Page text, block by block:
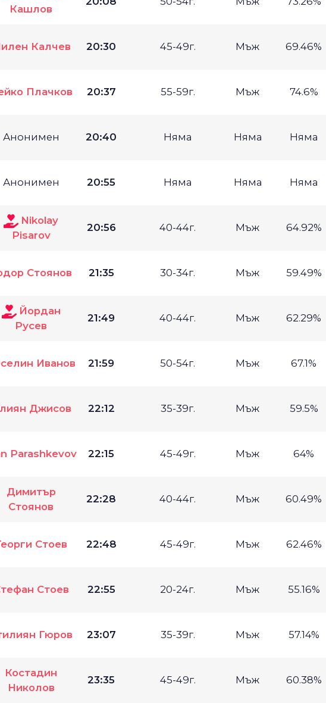
Кашлов
Калчев 20:30 45-49г. Мъж 69.46%
Плачков 20:37 55-59г. Мъж 74.6%
Анонимен 20:40 Няма Няма Няма
Анонимен 20:55 Няма Няма Няма
Nikolay
Pisarov
20:56 40-44г. Мъж 64.92%
Стоянов 21:35 30-34г. Мъж 59.49%
Йордан
Русев
21:49 40-44г. Мъж 62.29%
Иванов 21:59 50-54г. Мъж 67.1%
Джисов 22:12 35-39г. Мъж 59.5%
Parashkevov 22:15 45-49г. Мъж 64%
Димитър
Стоянов
22:28 40-44г. Мъж 60.49%
Стоев 22:48 45-49г. Мъж 62.46%
Стоев 22:55 20-24г. Мъж 55.16%
Гюров 23:07 35-39г. Мъж 57.14%
Костадин
Николов
23:35 45-49г. Мъж 60.38%